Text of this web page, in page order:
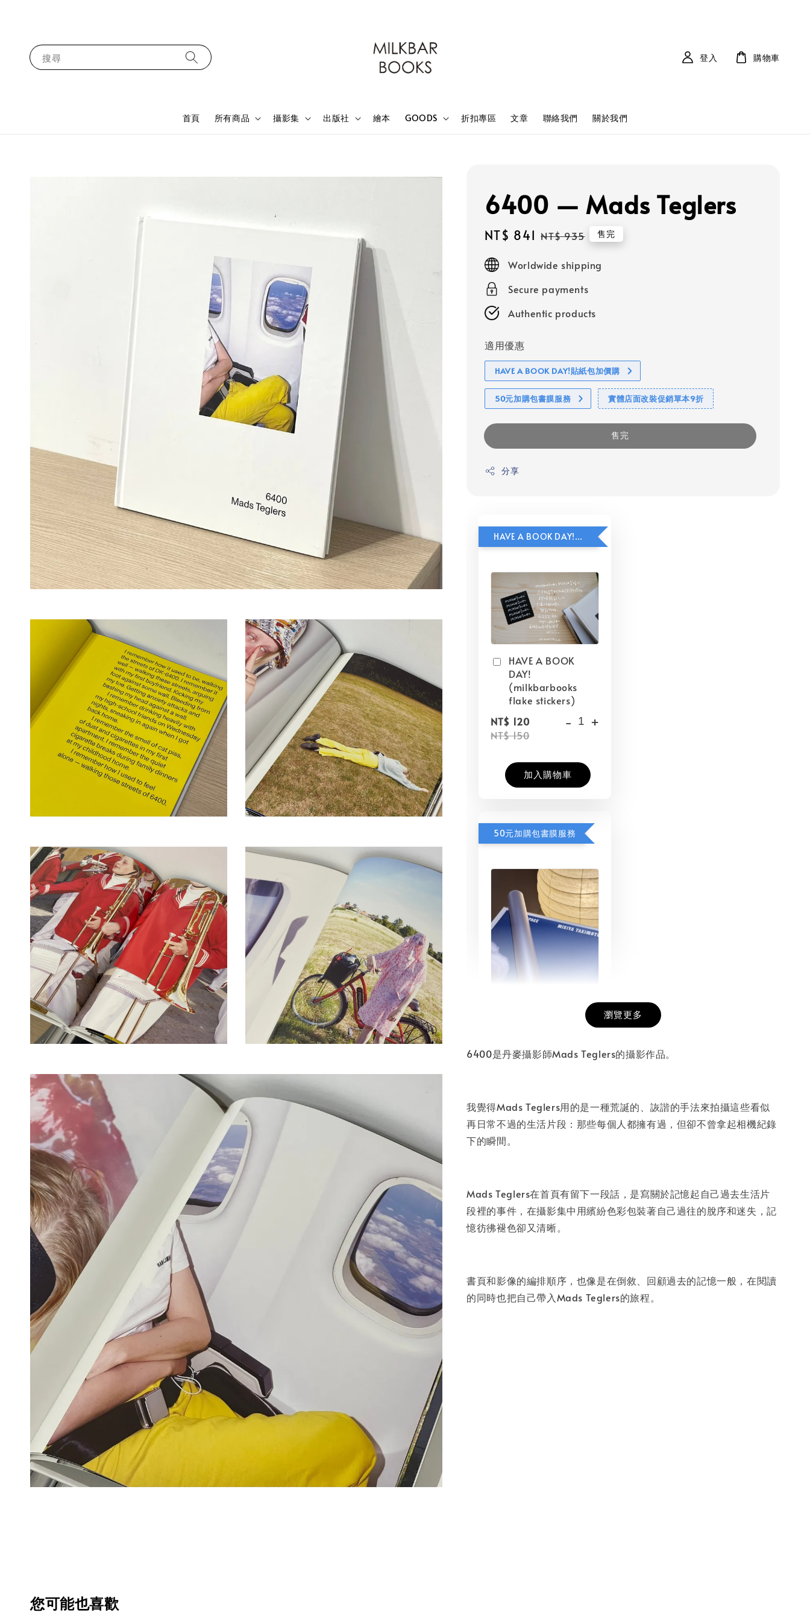
搜尋
首頁 所有商品 攝影集 出版社 繪本 GOODS 折扣專區 文章 聯絡我們 關於我們
登入 購物車
6400 — Mads Teglers
Sale
price
NT$ 841 Regular
NT$ 935 售完
Worldwide shipping
Secure payments
Authentic products
適用優惠
HAVE A BOOK DAY!貼紙包加價購
50元加購包書膜服務 實體店面改裝促銷單本9折
售完
分享
HAVE A BOOK DAY!貼紙包加價購
HAVE A BOOK
DAY!
(milkbarbooks
flake stickers)
NT$ 120
NT$ 150
- +
加入購物車
50元加購包書膜服務
NT$ 50
- +
加入購物車
瀏覽更多
6400是丹麥攝影師Mads Teglers的攝影作品。
我覺得Mads Teglers用的是一種荒誕的、詼諧的手法來拍攝這些看似
再日常不過的生活片段：那些每個人都擁有過，但卻不曾拿起相機紀錄
下的瞬間。
Mads Teglers在首頁有留下一段話，是寫關於記憶起自己過去生活片
段裡的事件，在攝影集中用繽紛色彩包裝著自己過往的脫序和迷失，記
憶彷彿褪色卻又清晰。
書頁和影像的編排順序，也像是在倒敘、回顧過去的記憶一般，在閱讀
的同時也把自己帶入Mads Teglers的旅程。
您可能也喜歡